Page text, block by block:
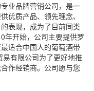
业品牌营销公司，是一
优质产品、领先理念、
表现，成为了目前同类
年开始，公司主要提供罗
适合中国人的葡萄酒带
有限公司为了更好地推
作经销商。公司愿与您